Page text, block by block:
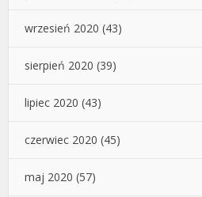
wrzesień 2020 (43)
sierpień 2020 (39)
lipiec 2020 (43)
czerwiec 2020 (45)
maj 2020 (57)